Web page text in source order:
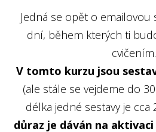
Jedná se opět o emailovou
dní, během kterých ti
cvičením.
V tomto kurzu jsou
(ale stále se vejdeme do
délka jedné sestavy je cca
důraz je dáván na